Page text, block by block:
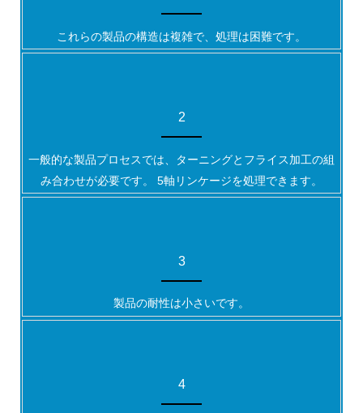
これらの製品の構造は複雑で、処理は困難です。
2
一般的な製品プロセスでは、ターニングとフライス加工の組
み合わせが必要です。 5軸リンケージを処理できます。
3
製品の耐性は小さいです。
4